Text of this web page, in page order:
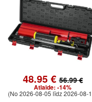
48.95 €56.99 €
Atlaide: -14%
(No 2026-08-05 līdz 2026-08-